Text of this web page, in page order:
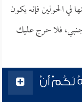
الحولين فإنه يكون
فلا حرج عليك
لَكُمْ أَنْ